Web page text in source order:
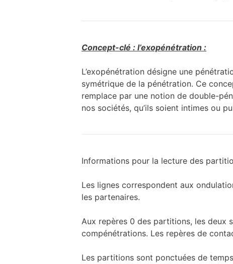
Concept-clé : l’exopénétration :
L’exopénétration désigne une
symétrique de la pénétration. Ce
remplace par une notion de double-
nos sociétés, qu’ils soient intimes ou
Informations pour la lecture des
Les lignes correspondent aux
les partenaires.
Aux repères 0 des partitions, les deux
compénétrations. Les repères de
Les partitions sont ponctuées de